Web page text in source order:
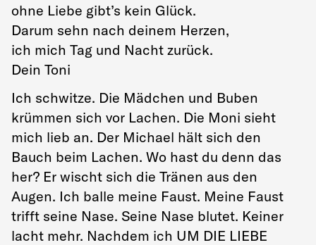
ohne Liebe gibt’s kein Glück.
Darum sehn nach deinem Herzen,
ich mich Tag und Nacht zurück.
Dein Toni
Ich schwitze. Die Mädchen und Buben
krümmen sich vor Lachen. Die Moni sieht
mich lieb an. Der Michael hält sich den
Bauch beim Lachen. Wo hast du denn das
her? Er wischt sich die Tränen aus den
Augen. Ich balle meine Faust. Meine Faust
trifft seine Nase. Seine Nase blutet. Keiner
lacht mehr. Nachdem ich UM DIE LIEBE